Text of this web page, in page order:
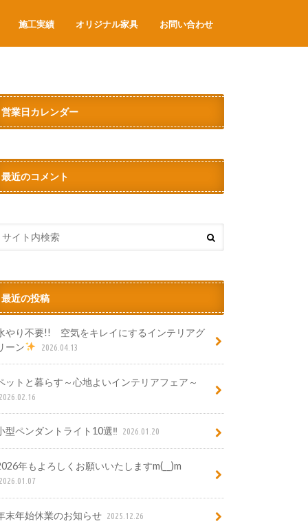
施工実績 オリジナル家具 お問い合わせ
営業日カレンダー
最近のコメント
最近の投稿
やり不要!! 空気をキレイにするインテリアグ
ーン
2026.04.13
ットと暮らす～心地よいインテリアフェア～
型ペンダントライト10選‼ 2026.01.20
年もよろしくお願いいたしますm(__)m
末年始休業のお知らせ 2025.12.26